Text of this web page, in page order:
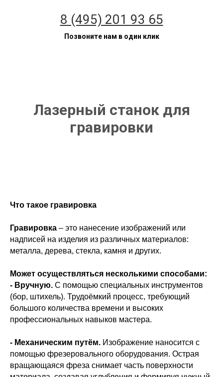
8 (495) 201 93 65
Позвоните нам в один клик
Лазерный станок для
гравировки
Что такое гравировка
Гравировка – это нанесение изображений или
надписей на изделия из различных материалов:
металла, дерева, стекла, камня и других.
Может осуществляться несколькими способами:
- Вручную. С помощью специальных инструментов
(бор, штихель). Трудоёмкий процесс, требующий
большого количества времени и высоких
профессиональных навыков мастера.
- Механическим путём. Изображение наносится с
помощью фрезеровального оборудования. Острая
вращающаяся фреза снимает часть поверхности